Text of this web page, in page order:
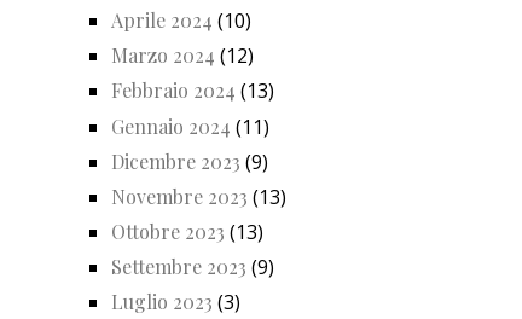
Aprile 2024 (10)
Marzo 2024 (12)
Febbraio 2024 (13)
Gennaio 2024 (11)
Dicembre 2023 (9)
Novembre 2023 (13)
Ottobre 2023 (13)
Settembre 2023 (9)
Luglio 2023 (3)